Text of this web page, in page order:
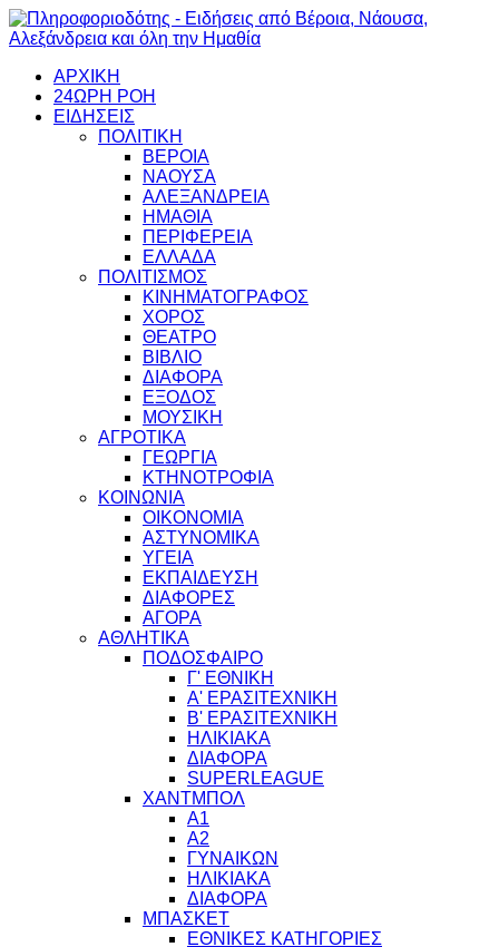
ΑΡΧΙΚΗ
24ΩΡΗ ΡΟΗ
ΕΙΔΗΣΕΙΣ
ΠΟΛΙΤΙΚΗ
ΒΕΡΟΙΑ
ΝΑΟΥΣΑ
ΑΛΕΞΑΝΔΡΕΙΑ
ΗΜΑΘΙΑ
ΠΕΡΙΦΕΡΕΙΑ
ΕΛΛΑΔΑ
ΠΟΛΙΤΙΣΜΟΣ
ΚΙΝΗΜΑΤΟΓΡΑΦΟΣ
ΧΟΡΟΣ
ΘΕΑΤΡΟ
ΒΙΒΛΙΟ
ΔΙΑΦΟΡΑ
ΕΞΟΔΟΣ
ΜΟΥΣΙΚΗ
ΑΓΡΟΤΙΚΑ
ΓΕΩΡΓΙΑ
ΚΤΗΝΟΤΡΟΦΙΑ
ΚΟΙΝΩΝΙΑ
ΟΙΚΟΝΟΜΙΑ
ΑΣΤΥΝΟΜΙΚΑ
ΥΓΕΙΑ
ΕΚΠΑΙΔΕΥΣΗ
ΔΙΑΦΟΡΕΣ
ΑΓΟΡΑ
ΑΘΛΗΤΙΚΑ
ΠΟΔΟΣΦΑΙΡΟ
Γ' ΕΘΝΙΚΗ
Α' ΕΡΑΣΙΤΕΧΝΙΚΗ
Β' ΕΡΑΣΙΤΕΧΝΙΚΗ
ΗΛΙΚΙΑΚΑ
ΔΙΑΦΟΡΑ
SUPERLEAGUE
ΧΑΝΤΜΠΟΛ
Α1
Α2
ΓΥΝΑΙΚΩΝ
ΗΛΙΚΙΑΚΑ
ΔΙΑΦΟΡΑ
ΜΠΑΣΚΕΤ
ΕΘΝΙΚΕΣ ΚΑΤΗΓΟΡΙΕΣ